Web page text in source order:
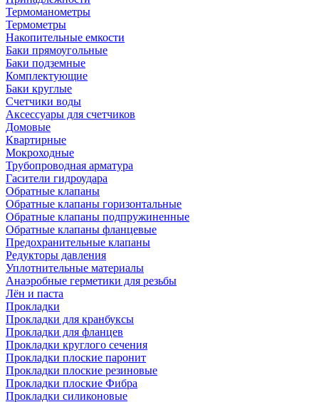
Термоманометры
Термометры
Накопительные емкости
Баки прямоугольные
Баки подземные
Комплектующие
Баки круглые
Счетчики воды
Аксессуары для счетчиков
Домовые
Квартирные
Мокроходные
Трубопроводная арматура
Гасители гидроудара
Обратные клапаны
Обратные клапаны горизонтальные
Обратные клапаны подпружиненные
Обратные клапаны фланцевые
Предохранительные клапаны
Редукторы давления
Уплотнительные материалы
Анаэробные герметики для резьбы
Лён и паста
Прокладки
Прокладки для кранбуксы
Прокладки для фланцев
Прокладки круглого сечения
Прокладки плоские паронит
Прокладки плоские резиновые
Прокладки плоские Фибра
Прокладки силиконовые